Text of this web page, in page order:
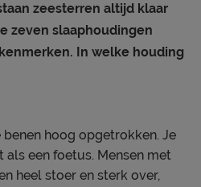
zeesterren altijd klaar
zeven slaaphoudingen
In welke houding
hoog opgetrokken. Je
als een foetus. Mensen met
heel stoer en sterk over,